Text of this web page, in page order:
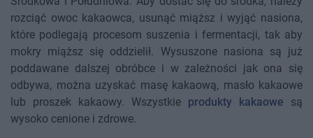
rozciąć owoc kakaowca, usunąć miąższ i wyjąć nasiona,
które podlegają procesom suszenia i fermentacji, tak aby
mokry miąższ się oddzielił. Wysuszone nasiona są już
poddawane dalszej obróbce i w zależności jak ona się
odbywa, można uzyskać masę kakaową, masło kakaowe
lub proszek kakaowy. Wszystkie produkty kakaowe są
wysoko cenione i zdrowe.